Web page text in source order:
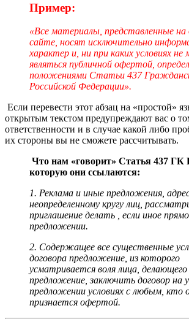
Пример:
«Все материалы, представленные на
сайте, носят исключительно
характер и, ни при каких условиях не
являться публичной офертой,
положениями Статьи 437
Российской Федерации».
Если перевести этот абзац на «простой»
открытым текстом предупреждают вас о
ответственности и в случае какой либо
их стороны вы не сможете рассчитывать.
Что нам «говорит» Статья 437 ГК
которую они ссылаются:
1. Реклама и иные предложения,
неопределенному кругу лиц,
приглашение делать , если иное
предложении.
2. Содержащее все существенные
договора предложение, из которого
усматривается воля лица, делающего
предложение, заключить договор на
предложении условиях с любым, кто
признается офертой.